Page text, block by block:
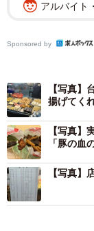
アルバイト
Sponsored by
【写真
揚げてく
【写真
「豚の血
【写真